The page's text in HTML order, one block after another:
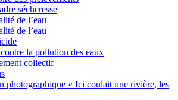
sécheresse
de l’eau
de l’eau
la pollution des eaux
collectif
photographique « Ici coulait une rivière, les